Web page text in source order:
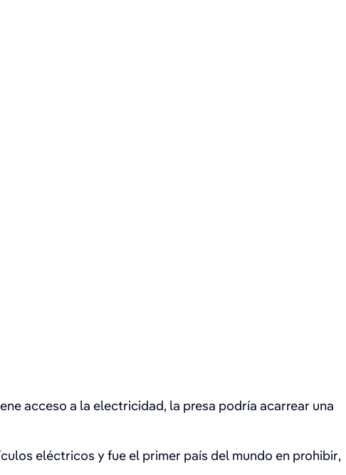
acceso a la electricidad, la presa podría acarrear una
eléctricos y fue el primer país del mundo en prohibir,